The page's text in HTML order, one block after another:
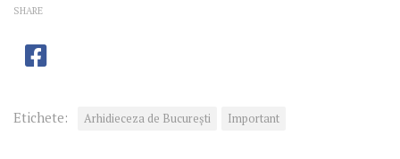
SHARE
Etichete: Arhidieceza de București Important